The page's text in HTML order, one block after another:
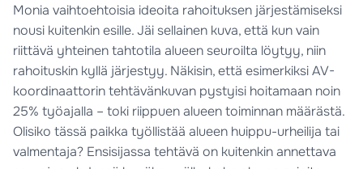
Monia vaihtoehtoisia ideoita rahoituksen järjestämiseksi
nousi kuitenkin esille. Jäi sellainen kuva, että kun vain
riittävä yhteinen tahtotila alueen seuroilta löytyy, niin
rahoituskin kyllä järjestyy. Näkisin, että esimerkiksi AV-
koordinaattorin tehtävänkuvan pystyisi hoitamaan noin
25% työajalla – toki riippuen alueen toiminnan määrästä.
Olisiko tässä paikka työllistää alueen huippu-urheilija tai
valmentaja? Ensisijassa tehtävä on kuitenkin annettava